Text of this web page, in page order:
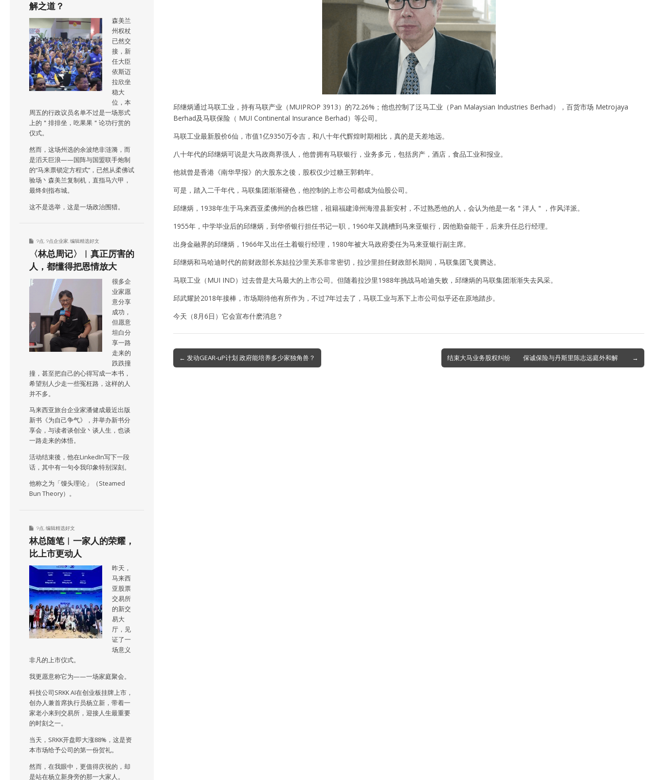
邱继炳通过马联工业，持有马联产业（MUIPROP 3913）的72.26%；他也控制了泛马工业（Pan Malaysian Industries Berhad），百货市场 Metrojaya
Berhad及马联保险（ MUI Continental Insurance Berhad）等公司。
马联工业最新股价6仙，市值1亿9350万令吉，和八十年代辉煌时期相比，真的是天差地远。
八十年代的邱继炳可说是大马政商界强人，他曾拥有马联银行，业务多元，包括房产，酒店，食品工业和报业。
他就曾是香港《南华早报》的大股东之後，股权仅少过糖王郭鹤年。
可是，踏入二千年代，马联集团渐渐褪色，他控制的上市公司都成为仙股公司。
邱继炳，1938年生于马来西亚柔佛州的合株巴辖，祖籍福建漳州海澄县新安村，不过熟悉他的人，会认为他是一名＂洋人＂，作风洋派。
1955年，中学毕业后的邱继炳，到华侨银行担任书记一职，1960年又跳槽到马来亚银行，因他勤奋能干，后来升任总行经理。
出身金融界的邱继炳，1966年又出任土着银行经理，1980年被大马政府委任为马来亚银行副主席。
邱继炳和马哈迪时代的前财政部长东姑拉沙里关系非常密切，拉沙里担任财政部长期间，马联集团飞黄腾达。
马联工业（MUI IND）过去曾是大马最大的上市公司。但随着拉沙里1988年挑战马哈迪失败，邱继炳的马联集团渐渐失去风采。
邱武耀於2018年接棒，市场期待他有所作为，不过7年过去了，马联工业与系下上市公司似乎还在原地踏步。
今天（8月6日）它会宣布什麽消息？
Post
navigation
← 发动GEAR-uP计划 政府能培养多少家独角兽？ 结束大马业务股权纠纷 保诚保险与丹斯里陈志远庭外和解 →
解之道？
森美兰
州权杖
已然交
接，新
任大臣
依斯迈
拉欣坐
稳大
位，本
周五的行政议员名单不过是一场形式
上的＂排排坐，吃果果＂论功行赏的
仪式。
然而，这场州选的余波绝非涟漪，而
是滔天巨浪——国阵与国盟联手炮制
的“马来票锁定方程式”，已然从柔佛试
验场丶森美兰复制机，直指马六甲，
最终剑指布城。
这不是选举，这是一场政治围猎。
9点 9点企业家 编辑精选好文
〈林总周记〉︱真正厉害的
人，都懂得把恩情放大
很多企
业家愿
意分享
成功，
但愿意
坦白分
享一路
走来的
跌跌撞
撞，甚至把自己的心得写成一本书，
希望别人少走一些冤枉路，这样的人
并不多。
马来西亚旅台企业家潘健成最近出版
新书《为自己争气》，并举办新书分
享会，与读者谈创业丶谈人生，也谈
一路走来的体悟。
活动结束後，他在LinkedIn写下一段
话，其中有一句令我印象特别深刻。
他称之为「馒头理论」（Steamed
Bun Theory）。
9点 编辑精选好文
林总随笔︱一家人的荣耀，
比上市更动人
昨天，
马来西
亚股票
交易所
的新交
易大
厅，见
证了一
场意义
非凡的上市仪式。
我更愿意称它为——一场家庭聚会。
科技公司SRKK AI在创业板挂牌上市，
创办人兼首席执行员杨立新，带着一
家老小来到交易所，迎接人生最重要
的时刻之一。
当天，SRKK开盘即大涨88%，这是资
本市场给予公司的第一份贺礼。
然而，在我眼中，更值得庆祝的，却
是站在杨立新身旁的那一大家人。